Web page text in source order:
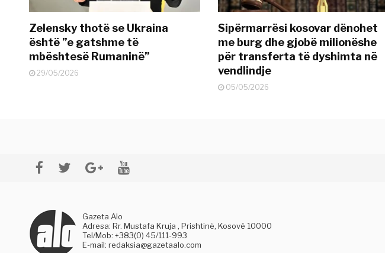
Zelensky thotë se Ukraina
është ”e gatshme të
mbështesë Rumaninë”
29/05/2026
Sipërmarrësi kosovar dënohet
me burg dhe gjobë milionëshe
për transferta të dyshimta në
vendlindje
05/05/2026
Gazeta Alo
Adresa: Rr. Mustafa Kruja , Prishtinë, Kosovë 10000
Tel/Mob: +383(0) 45/111-993
E-mail: redaksia@gazetaalo.com